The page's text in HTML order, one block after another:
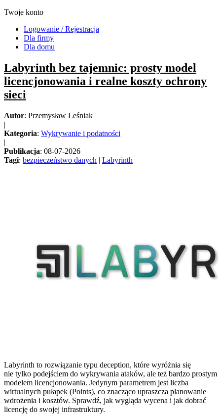
Twoje konto
Logowanie / Rejestracja
Dla firmy
Dla domu
Labyrinth bez tajemnic: prosty model
licencjonowania i realne koszty ochrony
sieci
Autor: Przemysław Leśniak
|
Kategoria: Wykrywanie i podatności
|
Publikacja: 08-07-2026
Tagi: bezpieczeństwo danych | Labyrinth
Labyrinth to rozwiązanie typu deception, które wyróżnia się
nie tylko podejściem do wykrywania ataków, ale też bardzo prostym
modelem licencjonowania. Jedynym parametrem jest liczba
wirtualnych pułapek (Points), co znacząco upraszcza planowanie
wdrożenia i kosztów. Sprawdź, jak wygląda wycena i jak dobrać
licencję do swojej infrastruktury.